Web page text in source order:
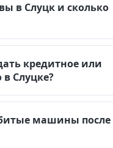
в Слуцк и сколько
кредитное или
в Слуцке?
машины после